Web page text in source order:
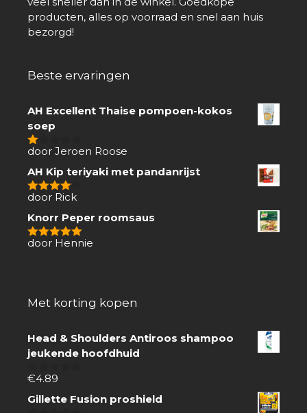
producten, alles op voorraad en snel aan huis
bezorgd!
Beste ervaringen
AH Excellent Thaise pompoen-kokos
soep
1
5
door Jeroen Roose
AH Kip teriyaki met pandanrijst
4van 5
door Rick
Knorr Peper roomsaus
5van 5
door Hennie
Met korting kopen
Head & Shoulders Antiroos shampoo
jeukende hoofdhuid
0
5
€4.89
Gillette Fusion proshield